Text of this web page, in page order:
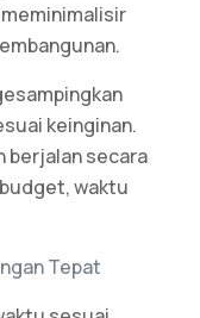
keinginan.
berjalan secara
waktu
Tepat